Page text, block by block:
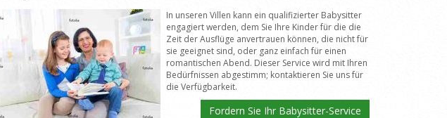
In unseren Villen kann ein qualifizierter Babysitter
engagiert werden, dem Sie Ihre Kinder für die die
Zeit der Ausflüge anvertrauen können, die nicht für
sie geeignet sind, oder ganz einfach für einen
romantischen Abend. Dieser Service wird mit Ihren
Bedürfnissen abgestimm; kontaktieren Sie uns für
die Verfügbarkeit.
Fordern Sie Ihr Babysitter-Service